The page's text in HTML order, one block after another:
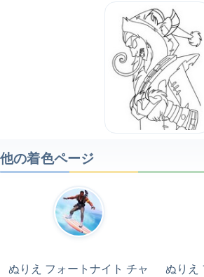
他の着色ページ
ぬりえ フォートナイト チャ
ぬりえ